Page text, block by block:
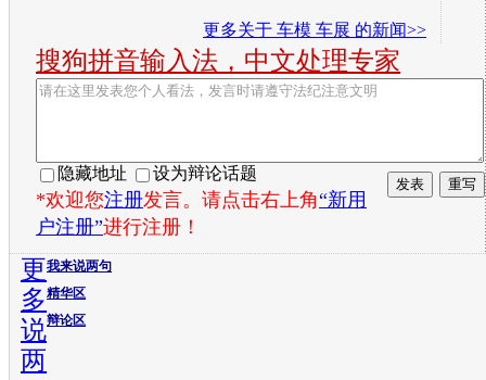
更多关于 车模 车展 的新闻>>
搜狗拼音输入法，中文处理专家
隐藏地址 设为辩论话题
*欢迎您注册发言。请点击右上角“新用
户注册”进行注册！
我来说两句
精华区
辩论区
更
多
说
两